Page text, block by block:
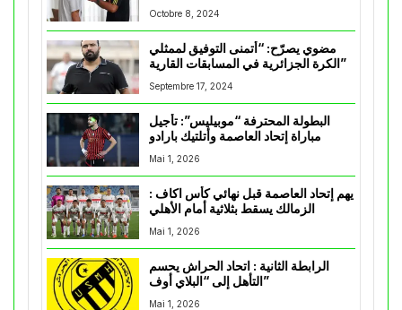
Octobre 8, 2024
مضوي يصرّح: “أتمنى التوفيق لممثلي
الكرة الجزائرية في المسابقات القارية”
Septembre 17, 2024
البطولة المحترفة “موبيليس”: تأجيل
مباراة إتحاد العاصمة وأتلتيك بارادو
Mai 1, 2026
يهم إتحاد العاصمة قبل نهائي كأس اكاف :
Mai 1, 2026
الرابطة الثانية : اتحاد الحراش يحسم
التأهل إلى “البلاي أوف”
Mai 1, 2026